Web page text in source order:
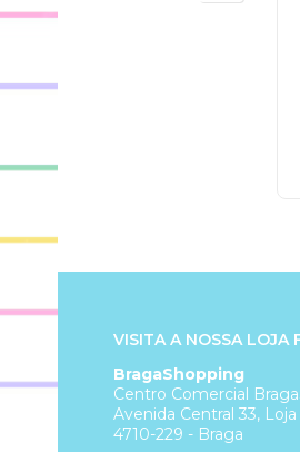
VISITA A NOSSA LOJA
BragaShopping
Centro Comercial
Avenida Central 33, Loja
4710-229 - Braga